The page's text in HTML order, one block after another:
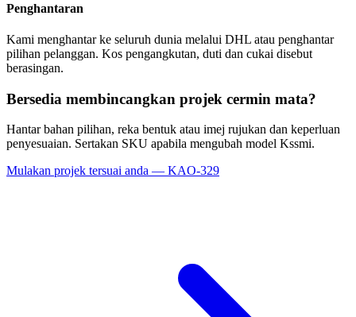
Penghantaran
Kami menghantar ke seluruh dunia melalui DHL atau penghantar
pilihan pelanggan. Kos pengangkutan, duti dan cukai disebut
berasingan.
Bersedia membincangkan projek cermin mata?
Hantar bahan pilihan, reka bentuk atau imej rujukan dan keperluan
penyesuaian. Sertakan SKU apabila mengubah model Kssmi.
Mulakan projek tersuai anda — KAO-329